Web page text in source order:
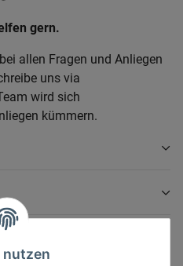
nutzen
gern.
allen Fragen und Anliegen
uns via
wird sich
kümmern.